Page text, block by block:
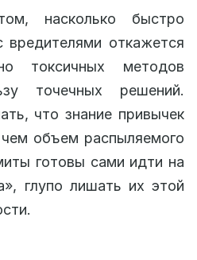
насколько быстро
откажется
токсичных методов
точечных решений.
что знание привычек
объем распыляемого
готовы сами идти на
глупо лишать их этой